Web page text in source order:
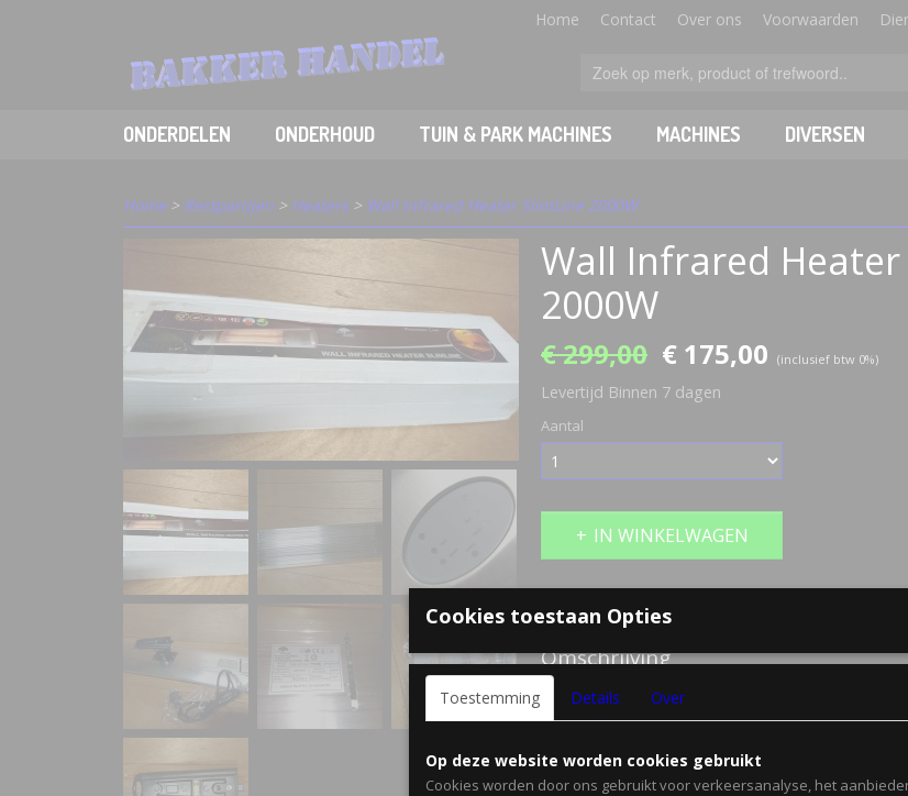
Home Contact Over ons Voorwaarden
ONDERDELEN ONDERHOUD TUIN & PARK MACHINES MACHINES DIVERSEN
Home> Restpartijen > Heaters > Wall Infrared Heater SlimLine 2000W
Wall Infrared Heater
2000W
€ 299,00 € 175,00 (inclusief btw 0%)
Levertijd Binnen 7 dagen
Aantal
IN WINKELWAGEN
Specificaties
Omschrijving
Outtrade SlimLine Wall Heater
Halogeen / infrarood
Cookies toestaan Opties
Toestemming Details Over
Op deze website worden cookies gebruikt
Cookies worden door ons gebruikt voor verkeersanalyse, het